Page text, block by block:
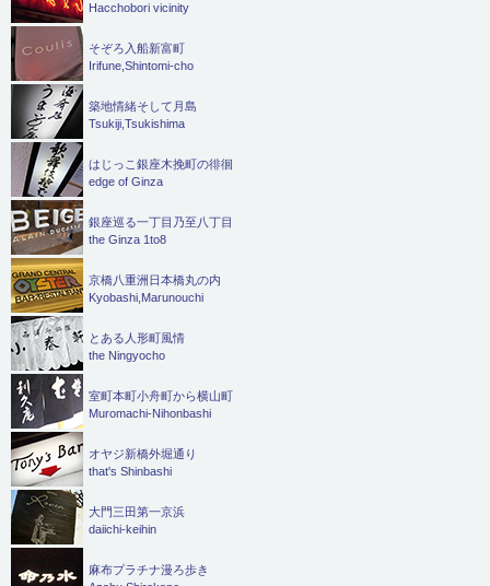
Hacchobori vicinity
そぞろ入船新富町
Irifune,Shintomi-cho
築地情緒そして月島
Tsukiji,Tsukishima
はじっこ銀座木挽町の徘徊
edge of Ginza
銀座巡る一丁目乃至八丁目
the Ginza 1to8
京橋八重洲日本橋丸の内
Kyobashi,Marunouchi
とある人形町風情
the Ningyocho
室町本町小舟町から横山町
Muromachi-Nihonbashi
オヤジ新橋外堀通り
that's Shinbashi
大門三田第一京浜
daiichi-keihin
麻布プラチナ漫ろ歩き